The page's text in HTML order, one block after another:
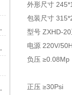
维护
方便
方法
外形尺寸
包装尺寸
型号 ZXHD-
电源 220V/
负压 ≥0.08Mp
正压 ≥30Psi